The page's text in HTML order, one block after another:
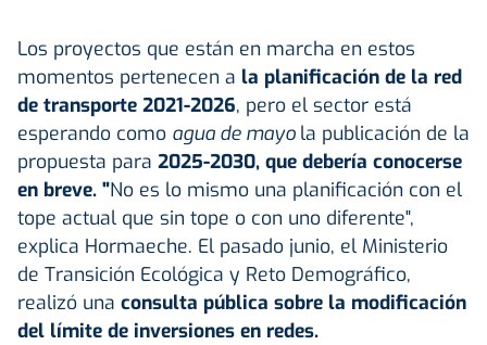
Los proyectos que están en marcha en estos
momentos pertenecen a la planificación de la red
de transporte 2021-2026, pero el sector está
esperando como agua de mayo la publicación de la
propuesta para 2025-2030, que debería conocerse
en breve. "No es lo mismo una planificación con el
tope actual que sin tope o con uno diferente",
explica Hormaeche. El pasado junio, el Ministerio
de Transición Ecológica y Reto Demográfico,
realizó una consulta pública sobre la modificación
del límite de inversiones en redes.